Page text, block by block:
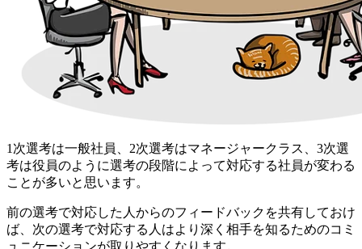
1次選考は一般社員、2次選考はマネージャークラス、3次選
考は役員のように選考の段階によって対応する社員が変わる
ことが多いと思います。
前の選考で対応した人からのフィードバックを共有しておけ
ば、次の選考で対応する人はより深く相手を知るためのコミ
ュニケーションが取りやすくなります。